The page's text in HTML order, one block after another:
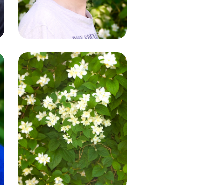
Programmierung
Natalia Kwast
Reinigung